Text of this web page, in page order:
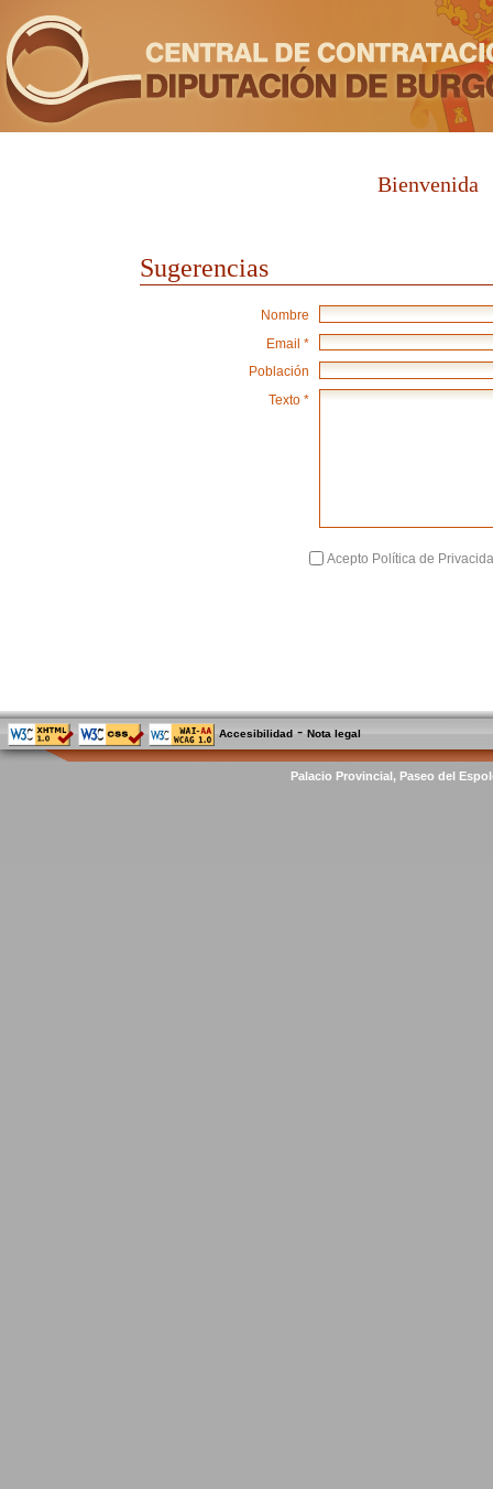
Bienvenida
Sugerencias
Nombre
Email *
Población
Texto *
Acepto Política de
Accesibilidad -Nota legal
Palacio Provincial, Paseo del